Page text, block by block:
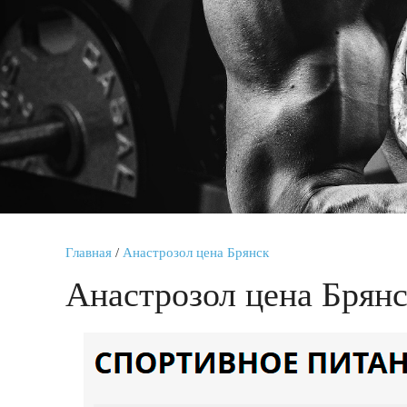
Главная / Анастрозол цена Брянск
Анастрозол цена